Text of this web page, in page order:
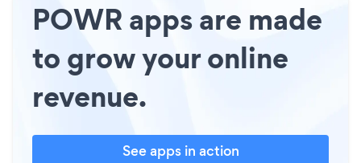
POWR apps are made
to grow your online
revenue.
See apps in action